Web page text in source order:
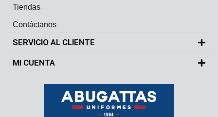
Tiendas
Contáctanos
SERVICIO AL CLIENTE
MI CUENTA